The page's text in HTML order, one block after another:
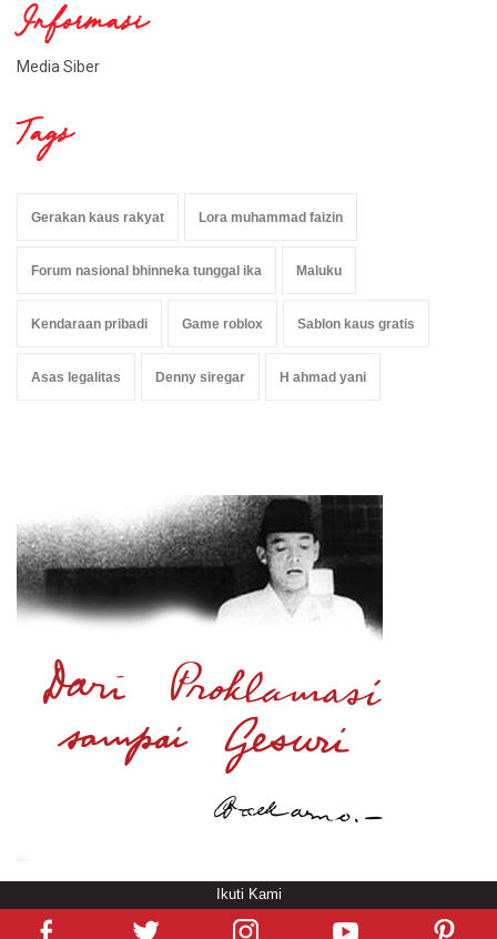
Ikuti Kami
Informasi
Media Siber
Tags
Gerakan kaus rakyat Lora muhammad faizin
Forum nasional bhinneka tunggal ika Maluku
Kendaraan pribadi Game roblox Sablon kaus gratis
Asas legalitas Denny siregar H ahmad yani
© Copyright /rendering in 0.7734 [103]